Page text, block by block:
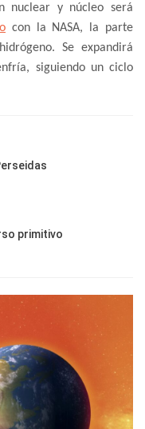
nuclear y núcleo será
con la NASA, la parte
Se expandirá
siguiendo un ciclo
primitivo